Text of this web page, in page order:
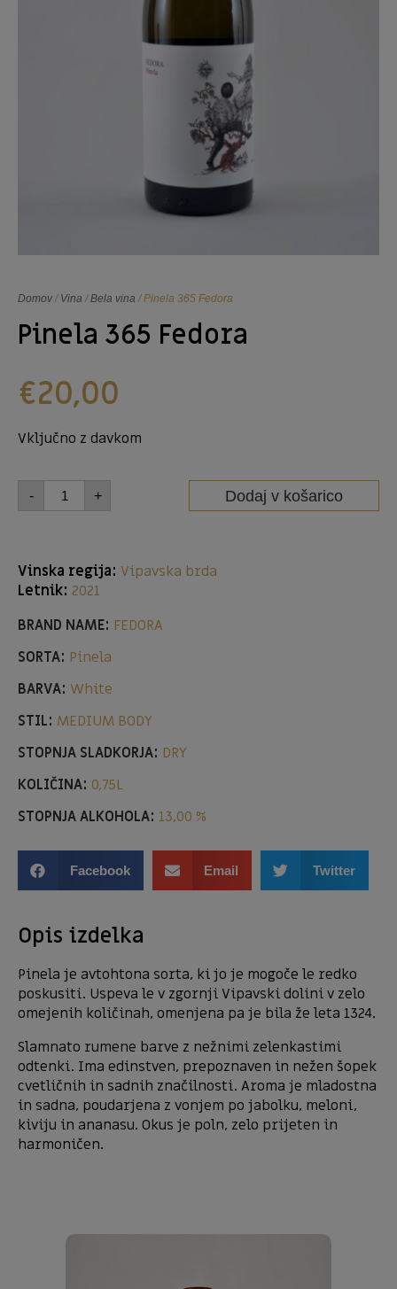
Domov/ Vina /Bela vina / Pinela 365 Fedora
Pinela 365 Fedora
€20,00
Vključno z davkom
- + Dodaj v košarico
Vinska regija: Vipavska brda
Letnik: 2021
BRAND NAME: FEDORA
SORTA: Pinela
BARVA: White
STIL: MEDIUM BODY
STOPNJA SLADKORJA: DRY
KOLIČINA: 0,75L
STOPNJA ALKOHOLA: 13,00 %
Facebook Email Twitter
Opis izdelka
Pinela je avtohtona sorta, ki jo je mogoče le redko
poskusiti. Uspeva le v zgornji Vipavski dolini v zelo
omejenih količinah, omenjena pa je bila že leta 1324.
Slamnato rumene barve z nežnimi zelenkastimi
odtenki. Ima edinstven, prepoznaven in nežen šopek
cvetličnih in sadnih značilnosti. Aroma je mladostna
in sadna, poudarjena z vonjem po jabolku, meloni,
kiviju in ananasu. Okus je poln, zelo prijeten in
harmoničen.